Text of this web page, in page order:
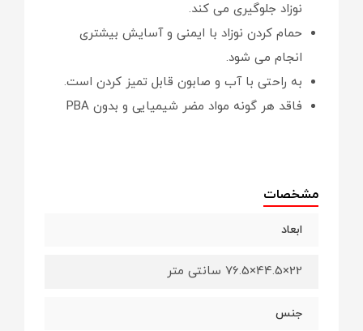
نوزاد جلوگیری می کند.
حمام کردن نوزاد با ایمنی و آسایش بیشتری
انجام می شود.
به راحتی با آب و صابون قابل تمیز کردن است.
فاقد هر گونه مواد مضر شیمیایی و بدون PBA
مشخصات
ابعاد
22×44.5×76.5 سانتی متر
جنس